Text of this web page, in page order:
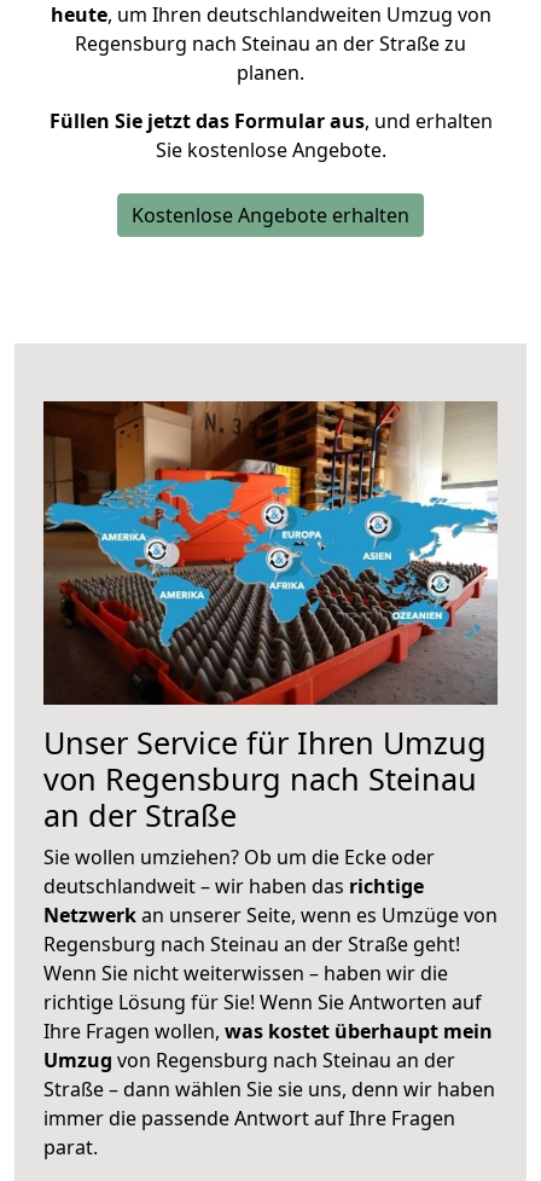
heute, um Ihren deutschlandweiten Umzug von
Regensburg nach Steinau an der Straße zu
planen.
Füllen Sie jetzt das Formular aus, und erhalten
Sie kostenlose Angebote.
Kostenlose Angebote erhalten
Unser Service für Ihren Umzug
von Regensburg nach Steinau
an der Straße
Sie wollen umziehen? Ob um die Ecke oder
deutschlandweit – wir haben das richtige
Netzwerkan unserer Seite, wenn es Umzüge von
Regensburg nach Steinau an der Straße geht!
Wenn Sie nicht weiterwissen – haben wir die
richtige Lösung für Sie! Wenn Sie Antworten auf
Ihre Fragen wollen, was kostet überhaupt mein
Umzug von Regensburg nach Steinau an der
Straße – dann wählen Sie sie uns, denn wir haben
immer die passende Antwort auf Ihre Fragen
parat.